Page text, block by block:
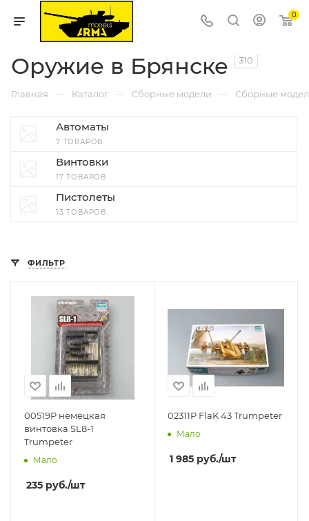
0
Оружие в Брянске 310
Главная — Каталог — Сборные модели — Сборные
Автоматы
7 ТОВАРОВ
Винтовки
17 ТОВАРОВ
Пистолеты
13 ТОВАРОВ
ФИЛЬТР
00519P немецкая
винтовка SL8-1
Trumpeter
Мало
235 руб./шт
02311P FlaK 43 Trumpeter
Мало
1 985 руб./шт